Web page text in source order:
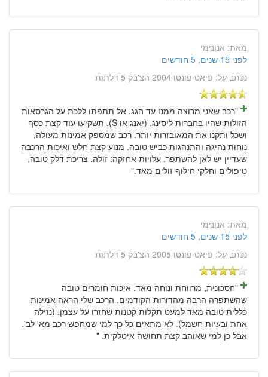
מאת: אנונימי
לפני 15 שנים, 5 חודשים
נכתב על: פיאט פונטו 2004 הצ'בק 5 דלתות
"רכב שאני מרוצה ממנו עד הגג. אל תתפתו ללכת על הגרסאות
הזולות שהיו בחברות ליסינג. (יאנג או S). תשקיעו עוד קצת כסף
ושכל ותקנו את המאובזרות יותר. רכב שמספק אמינות מעולה,
נוחות נהיגה והתנהגות כביש טובה. מנוע קצת חלש ואיכות הרכבה
שעדיין יש לאן להשתפר. עלויות אחזקה: זולה. צריכת דלק טובה,
טיפולים וחלקי חילוף זולים מאד."
מאת: אנונימי
לפני 15 שנים, 5 חודשים
נכתב על: פיאט פונטו 2005 הצ'בק 5 דלתות
"חסכונית, מרווחת ונוחה מאד. איכות חומרים טובה
שהשתפרה הרבה מהדורות הקודמים. הרכב שלי הראה אמינות
כללית טובה מאד למעט תקלות קטנות שחזרו על עצמן. (נזילה
אחת ובעיות חשמל). לא מתאים כל כך למי שמחפש רכב מא' לב'.
אבל כן למי שאוהב קצת תחושה איטלקית. "